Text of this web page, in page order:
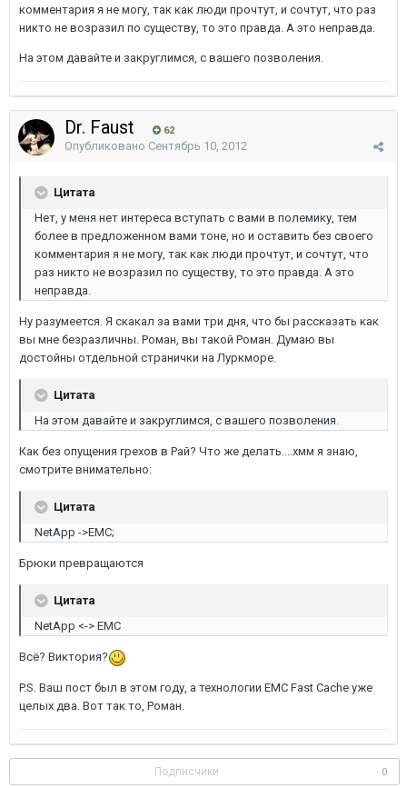
комментария я не могу, так как люди прочтут, и сочтут, что раз
никто не возразил по существу, то это правда. А это неправда.
На этом давайте и закруглимся, с вашего позволения.
Dr. Faust 62
Опубликовано Сентябрь 10, 2012
Цитата
Нет, у меня нет интереса вступать с вами в полемику, тем
более в предложенном вами тоне, но и оставить без своего
комментария я не могу, так как люди прочтут, и сочтут, что
раз никто не возразил по существу, то это правда. А это
неправда.
Ну разумеется. Я скакал за вами три дня, что бы рассказать как
вы мне безразличны. Роман, вы такой Роман. Думаю вы
достойны отдельной странички на Луркморе.
Цитата
На этом давайте и закруглимся, с вашего позволения.
Как без опущения грехов в Рай? Что же делать....хмм я знаю,
смотрите внимательно:
Цитата
NetApp ->EMC;
Брюки превращаются
Цитата
NetApp <-> EMC
Всё? Виктория?
P.S. Ваш пост был в этом году, а технологии EMC Fast Cache уже
целых два. Вот так то, Роман.
Подписчики 0